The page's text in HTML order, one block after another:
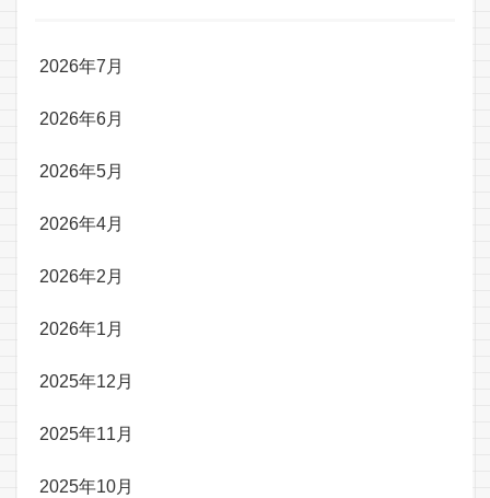
2026年7月
2026年6月
2026年5月
2026年4月
2026年2月
2026年1月
2025年12月
2025年11月
2025年10月